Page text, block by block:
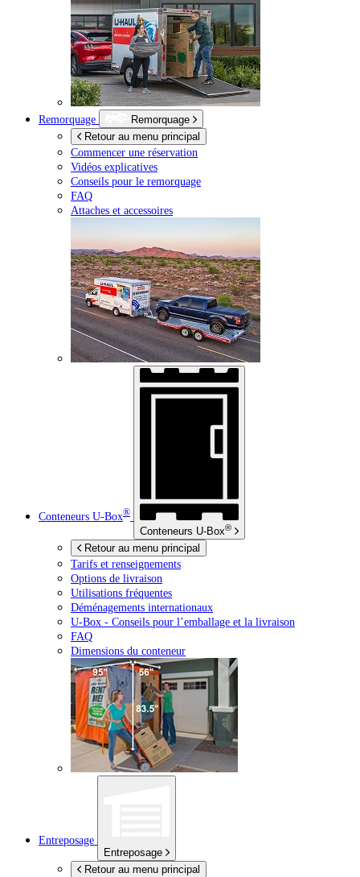
Remorquage
Remorquage
Retour au menu principal
Commencer une réservation
Vidéos explicatives
Conseils pour le remorquage
FAQ
Attaches et accessoires
Conteneurs U-Box®
Conteneurs U-Box®
Retour au menu principal
Tarifs et renseignements
Options de livraison
Utilisations fréquentes
Déménagements internationaux
U-Box - Conseils pour l’emballage et la livraison
FAQ
Dimensions du conteneur
Entreposage
Entreposage
Retour au menu principal